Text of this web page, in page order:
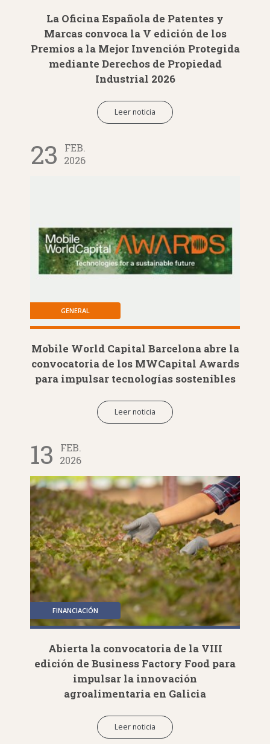
La Oficina Española de Patentes y
Marcas convoca la V edición de los
Premios a la Mejor Invención Protegida
mediante Derechos de Propiedad
Industrial 2026
Leer noticia
23
FEB.
2026
GENERAL
Mobile World Capital Barcelona abre la
convocatoria de los MWCapital Awards
para impulsar tecnologías sostenibles
Leer noticia
13
FEB.
2026
FINANCIACIÓN
Abierta la convocatoria de la VIII
edición de Business Factory Food para
impulsar la innovación
agroalimentaria en Galicia
Leer noticia